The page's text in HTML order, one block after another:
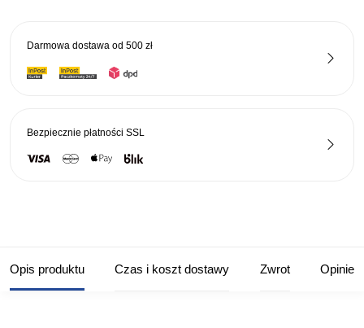
529T
Crystal
Darmowa dostawa od 500 zł
Bezpiecznie płatności SSL
Opis produktu Czas i koszt dostawy Zwrot Opinie